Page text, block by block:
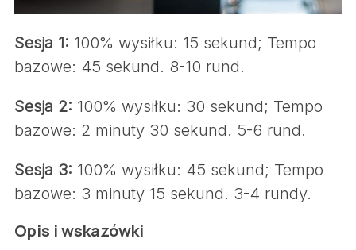
Sesja 1: 100% wysiłku: 15 sekund; Tempo
bazowe: 45 sekund. 8-10 rund.
Sesja 2: 100% wysiłku: 30 sekund; Tempo
bazowe: 2 minuty 30 sekund. 5-6 rund.
Sesja 3: 100% wysiłku: 45 sekund; Tempo
bazowe: 3 minuty 15 sekund. 3-4 rundy.
Opis i wskazówki
S